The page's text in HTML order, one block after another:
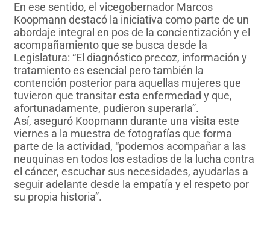
En ese sentido, el vicegobernador Marcos
Koopmann destacó la iniciativa como parte de un
abordaje integral en pos de la concientización y el
acompañamiento que se busca desde la
Legislatura: “El diagnóstico precoz, información y
tratamiento es esencial pero también la
contención posterior para aquellas mujeres que
tuvieron que transitar esta enfermedad y que,
afortunadamente, pudieron superarla”.
Así, aseguró Koopmann durante una visita este
viernes a la muestra de fotografías que forma
parte de la actividad, “podemos acompañar a las
neuquinas en todos los estadios de la lucha contra
el cáncer, escuchar sus necesidades, ayudarlas a
seguir adelante desde la empatía y el respeto por
su propia historia”.